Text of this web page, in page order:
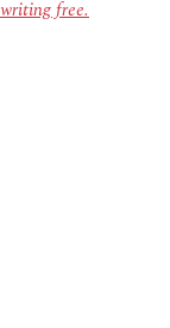
free.